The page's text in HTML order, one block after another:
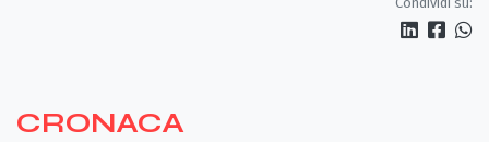
CRONACA